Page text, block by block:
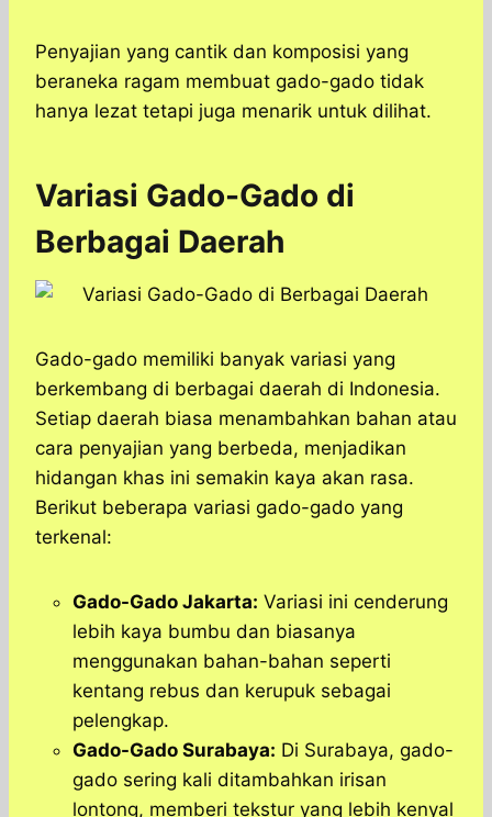
Penyajian yang cantik dan komposisi yang
beraneka ragam membuat gado-gado tidak
hanya lezat tetapi juga menarik untuk dilihat.
Variasi Gado-Gado di
Berbagai Daerah
Gado-gado memiliki banyak variasi yang
berkembang di berbagai daerah di Indonesia.
Setiap daerah biasa menambahkan bahan atau
cara penyajian yang berbeda, menjadikan
hidangan khas ini semakin kaya akan rasa.
Berikut beberapa variasi gado-gado yang
terkenal:
Gado-Gado Jakarta: Variasi ini cenderung
lebih kaya bumbu dan biasanya
menggunakan bahan-bahan seperti
kentang rebus dan kerupuk sebagai
pelengkap.
Gado-Gado Surabaya: Di Surabaya, gado-
gado sering kali ditambahkan irisan
lontong, memberi tekstur yang lebih kenyal